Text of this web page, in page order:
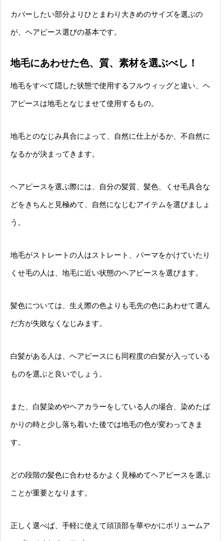
カバーしたい部分よりひとまわり大きめのサイズを選ぶの
が、ヘアピース選びの基本です。
地毛にあわせた色、質、素材を選ぶべし！
地毛をすべて隠した状態で使用するフルウィッグと違い、ヘ
アピースは地毛となじませて使用するもの。
地毛とのなじみ具合によって、自然に仕上がるか、不自然に
なるかが決まってきます。
ヘアピースを選ぶ際には、自分の髪質、髪色、くせ毛具合な
どをきちんと見極めて、自然になじむアイテムを選びましょ
う。
地毛がストレートの人はストレート、パーマをかけていたり
くせ毛の人は、地毛に近い状態のヘアピースを選びます。
髪色については、生え際の色よりも毛先の色にあわせて選ん
だ方が失敗なくなじみます。
白髪がある人は、ヘアピースにも同程度の白髪が入っている
ものを選ぶと良いでしょう。
また、白髪染めやヘアカラーをしている人の場合、染めたば
かりの時と少し落ち着いた後では地毛の色が変わってきま
す。
どの段階の髪色に合わせるかよく見極めてヘアピースを選ぶ
ことが重要となります。
正しく選べば、手軽に使えて頭頂部を華やかにボリュームア